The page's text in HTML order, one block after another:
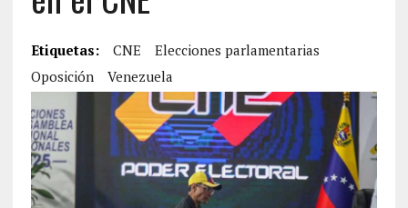
Etiquetas: CNE
Elecciones parlamentarias
Oposición
Venezuela